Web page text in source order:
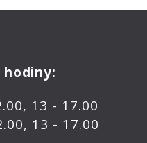
13 - 17.00
13 - 17.00